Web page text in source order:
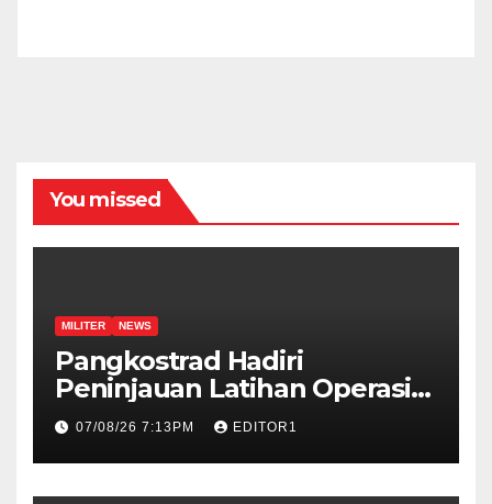
You missed
MILITER NEWS
Pangkostrad Hadiri
Peninjauan Latihan Operasi
Terintegrasi TNI 2026 di
Kepulauan Riau
07/08/26 7:13PM EDITOR1